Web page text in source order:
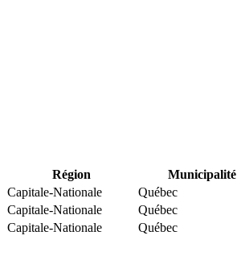
Région Municipalité
Capitale-Nationale
Québec
Capitale-Nationale
Québec
Capitale-Nationale Québec